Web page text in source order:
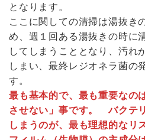
となります。
ここに関しての清掃は湯抜き
め、週１回ある湯抜きの時に
してしまうこととなり、汚れ
しまい、最終レジオネラ菌の
す。
最も基本的で、最も重要なの
させない」事です。 バクテ
しまうのが、最も理想的なリ